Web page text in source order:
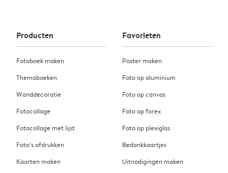
Producten
Fotoboek maken
Themaboeken
Wanddecoratie
Fotocollage
Fotocollage met lijst
Foto’s afdrukken
Kaarten maken
Favorieten
Poster maken
Foto op aluminium
Foto op canvas
Foto op forex
Foto op plexiglas
Bedankkaartjes
Uitnodigingen maken